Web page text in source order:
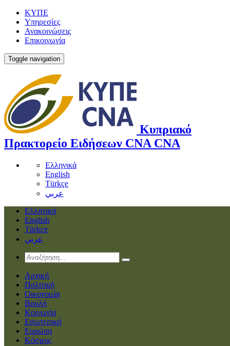
ΚΥΠΕ
Υπηρεσίες
Ανακοινώσεις
Επικοινωνία
Toggle navigation
Κυπριακό
Πρακτορείο Ειδήσεων CNA CNA
Ελληνικά
English
Türkçe
عربي
Ελληνικά
English
Türkçe
عربي
Αρχική
Πολιτική
Οικονομία
Βουλή
Κοινωνία
Εσωτερικά
Ευρώπη
Κόσμος